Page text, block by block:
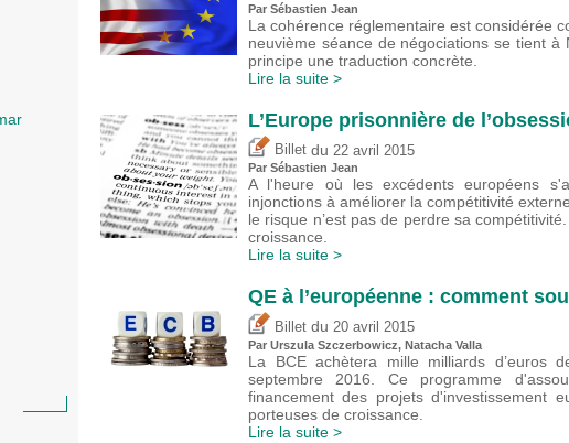
Par Sébastien Jean
La cohérence réglementaire est considérée
neuvième séance de négociations se tient à
principe une traduction concrète.
Lire la suite >
L’Europe prisonnière de
Billet du 22 avril 2015
Par Sébastien Jean
A l'heure où les excédents européens
injonctions à améliorer la compétitivité
le risque n’est pas de perdre sa
croissance.
Lire la suite >
QE à l’européenne : comment
Billet du 20 avril 2015
Par Urszula Szczerbowicz, Natacha Valla
La BCE achètera mille milliards d’euros
septembre 2016. Ce programme
financement des projets d'investissement
porteuses de croissance.
Lire la suite >